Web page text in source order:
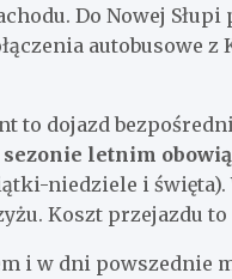
Do Nowej
autobusowe
to dojazd
sezonie letnim
niedziele i święta).
Koszt przejazdu to
i w dni powszednie